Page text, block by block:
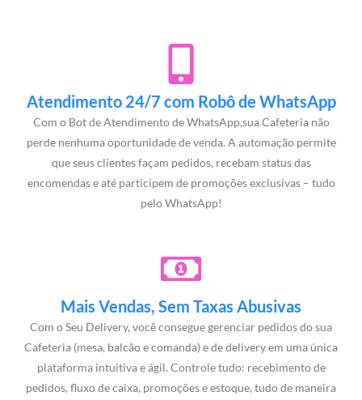
Atendimento 24/7 com Robô de WhatsApp
Com o Bot de Atendimento de WhatsApp,sua Cafeteria não
perde nenhuma oportunidade de venda. A automação permite
que seus clientes façam pedidos, recebam status das
encomendas e até participem de promoções exclusivas – tudo
pelo WhatsApp!
Mais Vendas, Sem Taxas Abusivas
Com o Seu Delivery, você consegue gerenciar pedidos do sua
Cafeteria (mesa, balcão e comanda) e de delivery em uma única
plataforma intuitiva e ágil. Controle tudo: recebimento de
pedidos, fluxo de caixa, promoções e estoque, tudo de maneira